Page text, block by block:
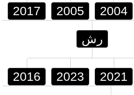
2017 2005 2004
رش
2016 2023 2021